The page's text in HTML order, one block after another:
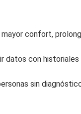
confort,
datos con
sin